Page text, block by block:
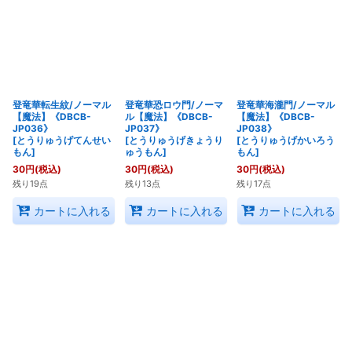
登竜華転生紋/ノーマル
【魔法】《DBCB-
JP036》
[とうりゅうげてんせい
もん]
30円(税込)
残り19点
カートに入れる
登竜華恐ロウ門/ノーマ
ル【魔法】《DBCB-
JP037》
[とうりゅうげきょうり
ゅうもん]
30円(税込)
残り13点
カートに入れる
登竜華海瀧門/ノーマル
【魔法】《DBCB-
JP038》
[とうりゅうげかいろう
もん]
30円(税込)
残り17点
カートに入れる